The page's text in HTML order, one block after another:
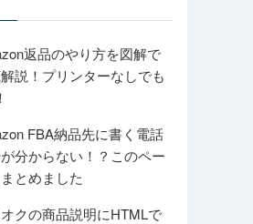
返品のやり方を図解で
説！プリンターなしでも
FBA納品先に書く電話
分からない！？このペー
とめました
クの商品説明にHTMLで